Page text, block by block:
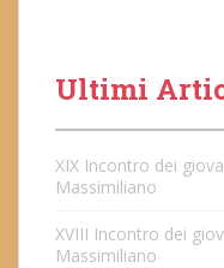
Ultimi
XIX Incontro dei
Massimiliano
XVIII Incontro dei
Massimiliano